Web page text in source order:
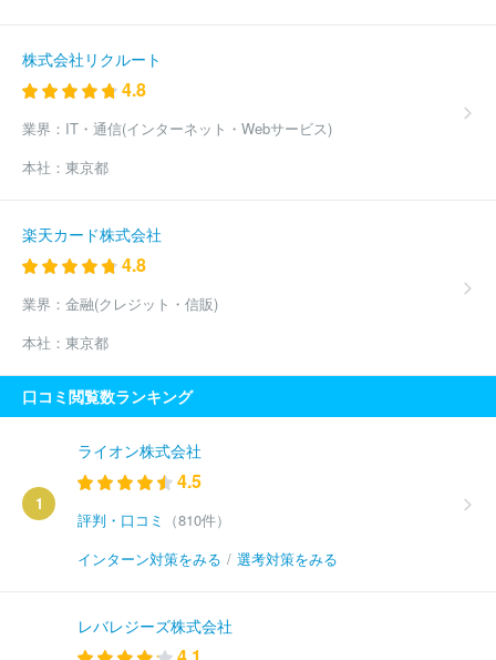
株式会社リクルート
4.8
業界： IT・通信(インターネット・Webサービス)
本社： 東京都
楽天カード株式会社
4.8
業界： 金融(クレジット・信販)
本社： 東京都
口コミ閲覧数ランキング
1
ライオン株式会社
4.5
評判・口コミ
（810件）
インターン対策をみる / 選考対策をみる
レバレジーズ株式会社